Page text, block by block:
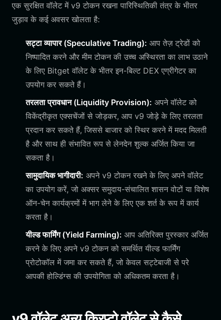
एक सुरक्षित वॉलेट में v9 टोकन रखना पारिस्थितिकी तंत्र के भीतर
जुड़ाव के कई अवसर खोलता है:
सट्टा व्यापार (Speculative Trading): आप तेज़ ट्रेडों को
निष्पादित करने और मीम टोकन की उच्च अस्थिरता का लाभ उठाने
के लिए Bitget वॉलेट के भीतर इन-बिल्ट DEX एग्रीगेटर का
उपयोग कर सकते हैं।
तरलता प्रावधान (Liquidity Provision): अपने वॉलेट को
विकेंद्रीकृत एक्सचेंजों से जोड़कर, आप v9 जोड़े के लिए तरलता
प्रदान कर सकते हैं, जिससे बाजार को स्थिर करने में मदद मिलती
है और साथ ही संभावित रूप से लेनदेन शुल्क अर्जित किया जा
सकता है।
सामुदायिक भागीदारी: अपने v9 टोकन रखने के लिए अपने वॉलेट
का उपयोग करें, जो अक्सर समुदाय-संचालित शासन वोटों या विशेष
ऑन-चेन कार्यक्रमों में भाग लेने के लिए एक शर्त के रूप में कार्य
करता है।
यील्ड फार्मिंग (Yield Farming): आप अतिरिक्त पुरस्कार अर्जित
करने के लिए अपने v9 टोकन को समर्थित यील्ड फार्मिंग
प्रोटोकॉल में जमा कर सकते हैं, जो केवल सट्टेबाजी से परे
आपकी होल्डिंग्स की उपयोगिता को अधिकतम करता है।